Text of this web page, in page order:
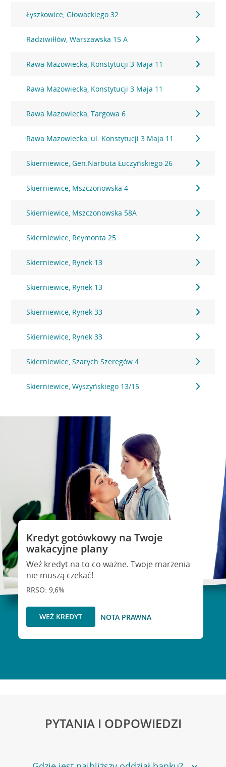
Łyszkowice, Głowackiego 32
Radziwiłłów, Warszawska 15 A
Rawa Mazowiecka, Konstytucji 3 Maja 11
Rawa Mazowiecka, Konstytucji 3 Maja 11
Rawa Mazowiecka, Targowa 6
Rawa Mazowiecka, ul. Konstytucji 3 Maja 11
Skierniewice, Gen.Narbuta Łuczyńskiego 26
Skierniewice, Mszczonowska 4
Skierniewice, Mszczonowska 58A
Skierniewice, Reymonta 25
Skierniewice, Rynek 13
Skierniewice, Rynek 13
Skierniewice, Rynek 33
Skierniewice, Rynek 33
Skierniewice, Szarych Szeregów 4
Skierniewice, Wyszyńskiego 13/15
Kredyt gotówkowy na Twoje
wakacyjne plany
Weź kredyt na to co ważne. Twoje marzenia
nie muszą czekać!
RRSO: 9,6%
WEŹ KREDYT NOTA PRAWNA
PYTANIA I ODPOWIEDZI